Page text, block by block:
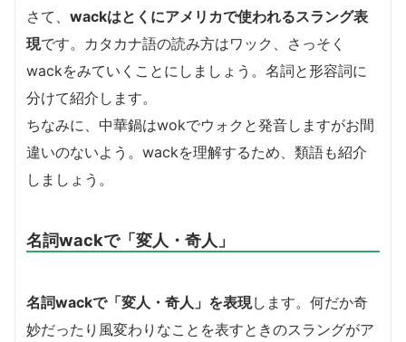
さて、 wackはとくにアメリカで使われるスラング表
現です。カタカナ語の読み方はワック、さっそく
wackをみていくことにしましょう。名詞と形容詞に
分けて紹介します。
ちなみに、中華鍋はwokでウォクと発音しますがお間
違いのないよう。wackを理解するため、類語も紹介
しましょう。
名詞wackで「変人・奇人」
名詞wackで「変人・奇人」を表現します。何だか奇
妙だったり風変わりなことを表すときのスラングがア